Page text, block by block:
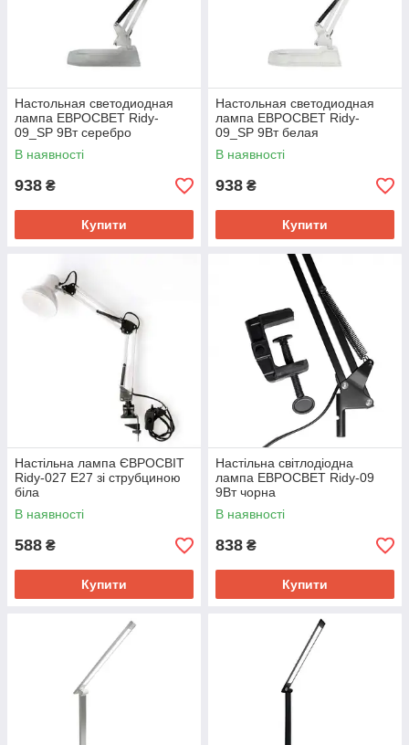
Настольная светодиодная
лампа ЕВРОСВЕТ Ridy-
09_SP 9Вт серебро
В наявності
938 ₴
Купити
Настольная светодиодная
лампа ЕВРОСВЕТ Ridy-
09_SP 9Вт белая
В наявності
938 ₴
Купити
Настільна лампа ЄВРОСВІТ
Ridy-027 E27 зі струбциною
біла
В наявності
588 ₴
Купити
Настільна світлодіодна
лампа ЕВРОСВЕТ Ridy-09
9Вт чорна
В наявності
838 ₴
Купити